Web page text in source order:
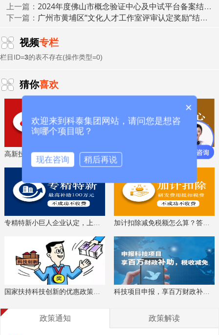
上一篇： 2024年度佛山市概念验证中心及中试平台备案结果公布
下一篇： 广州市黄埔区“文化人才工作室评审认定奖励”结项验收评审结果公布
视频专栏
栏目ID=3的表不存在(操作类型=0)
猜你喜欢
高新技术企业认定，免费评估，通过后再收费 省工程技术研究中心，专业申报、指导培训
加计扣除减免税额怎么算？答疑解惑、咨询培训
国家扶持科技创新的优惠政策，索取资料、解读政策 科技项目申报，享百万财政补贴，减免40%所得税
政策通知 政策解读
×
欢迎来到科泰集团网站，请问您是想咨
询哪个项目呢？
现在咨询 稍后再说